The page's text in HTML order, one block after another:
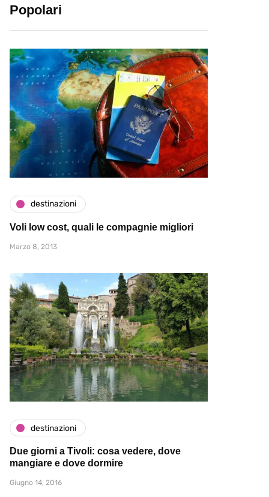
Popolari
destinazioni
Voli low cost, quali le compagnie migliori
Marzo 8, 2013
destinazioni
Due giorni a Tivoli: cosa vedere, dove
mangiare e dove dormire
Giugno 14, 2016